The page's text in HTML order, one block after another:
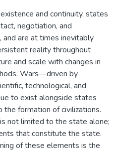
and continuity, states
negotiation, and
are at times inevitably
reality throughout
and scale with changes in
Wars—driven by
technological, and
to exist alongside states
formation of civilizations.
not limited to the state alone;
that constitute the state.
of these elements is the